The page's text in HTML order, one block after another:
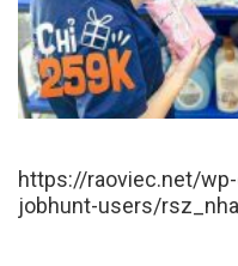
https://raoviec.net/
jobhunt-users/